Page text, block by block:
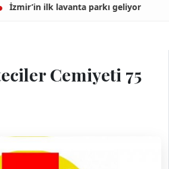
ilk lavanta parkı geliyor
Cemiyeti 75